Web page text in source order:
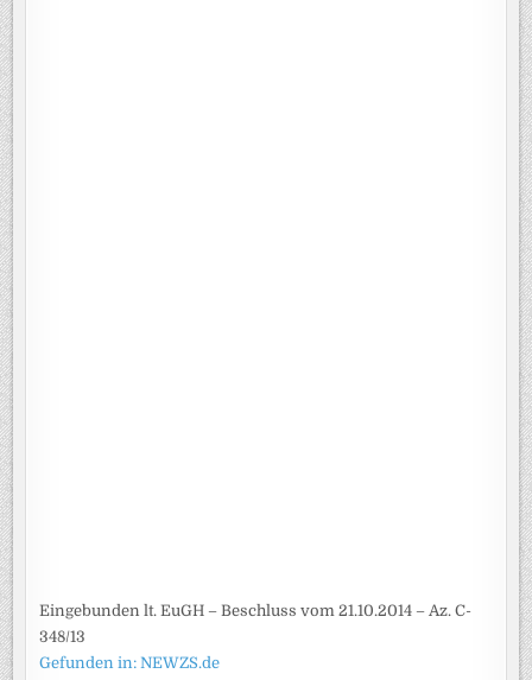
Eingebunden lt. EuGH – Beschluss vom 21.10.2014 – Az. C-
348/13
Gefunden in: NEWZS.de